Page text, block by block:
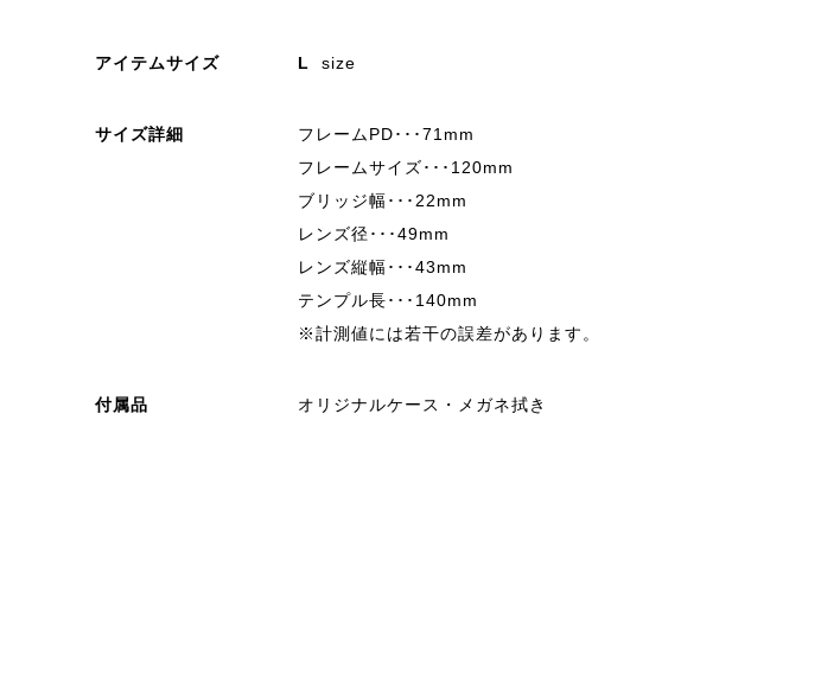
アイテムサイズ L size
サイズ詳細
フレームPD･･･71mm
フレームサイズ･･･120mm
ブリッジ幅･･･22mm
レンズ径･･･49mm
レンズ縦幅･･･43mm
テンプル長･･･140mm
※計測値には若干の誤差があります。
付属品 オリジナルケース・メガネ拭き